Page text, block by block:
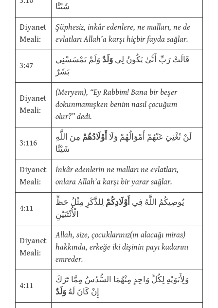
شَيْئًا
Diyanet
Meali:
Şüphesiz, inkâr edenlere, ne malları, ne de
evlatları Allah’a karşı hiçbir fayda sağlar.
3:47
قَالَتْ رَبِّ أَنَّىٰ يَكُونُ لِي وَلَدٌوَلَمْ يَمْسَسْنِي
بَشَرٌ
Diyanet
Meali:
(Meryem), “Ey Rabbim! Bana bir beşer
dokunmamışken benim nasıl çocuğum
olur?” dedi.
3:116
لَنْ تُغْنِيَ عَنْهُمْ أَمْوَالُهُمْ وَلَا أَوْلَادُهُمْ مِنَ اللَّهِ
شَيْئًا
Diyanet
Meali:
İnkâr edenlerin ne malları ne evlatları,
onlara Allah’a karşı bir yarar sağlar.
4:11
يُوصِيكُمُ اللَّهُ فِي أَوْلَادِكُمْ لِلذَّكَرِ مِثْلُ حَظِّ
الْأُنْثَيَيْنِ
Diyanet
Meali:
Allah, size, çocuklarınız(ın alacağı miras)
hakkında, erkeğe iki dişinin payı kadarını
emreder.
4:11
وَلِأَبَوَيْهِ لِكُلِّ وَاحِدٍ مِنْهُمَا السُّدُسُ مِمَّا تَرَكَ
إِنْ كَانَ لَهُ وَلَدٌ